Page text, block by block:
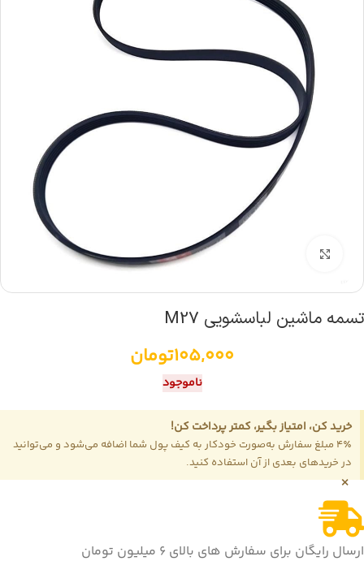
تسمه ماشین لباسشویی M27
105,000تومان
ناموجود
خرید کن، امتیاز بگیر، کمتر پرداخت کن!
4٪ مبلغ سفارش به‌صورت خودکار به کیف پول شما اضافه می‌شود و می‌توانید
در خریدهای بعدی از آن استفاده کنید.
×
ارسال رایگان برای سفارش های بالای 6 میلیون تومان